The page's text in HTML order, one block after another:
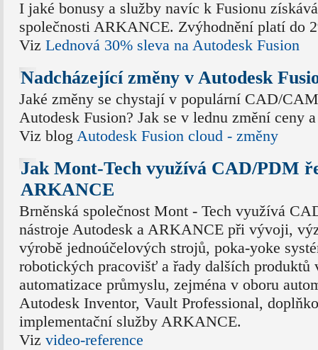
I jaké bonusy a služby navíc k Fusionu
společnosti ARKANCE. Zvýhodnění platí do
Viz Lednová 30% sleva na Autodesk Fusion
Nadcházející změny v Autodesk
Jaké změny se chystají v populární CAD/
Autodesk Fusion? Jak se v lednu změní ceny
Viz blog Autodesk Fusion cloud - změny
Jak Mont-Tech využívá CAD/PDM
ARKANCE
Brněnská společnost Mont - Tech využívá
nástroje Autodesk a ARKANCE při vývoji,
výrobě jednoúčelových strojů, poka-yoke
robotických pracovišť a řady dalších produktů
automatizace průmyslu, zejména v oboru
Autodesk Inventor, Vault Professional,
implementační služby ARKANCE.
Viz video-reference